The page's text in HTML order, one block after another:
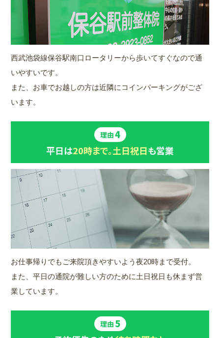
西武池袋線保谷駅南口ロータリーから歩いてすぐなので通
いやすいです。
また、お車でお越しの方は近隣にコインパーキングがござ
います。
平日は20時まで。土日祝日も営業
理由4
お仕事帰りでもご来院頂きやすいよう夜20時まで受付。
また、平日の通院が難しい方のために土日祝日も休まず営
業しています。
理由 5